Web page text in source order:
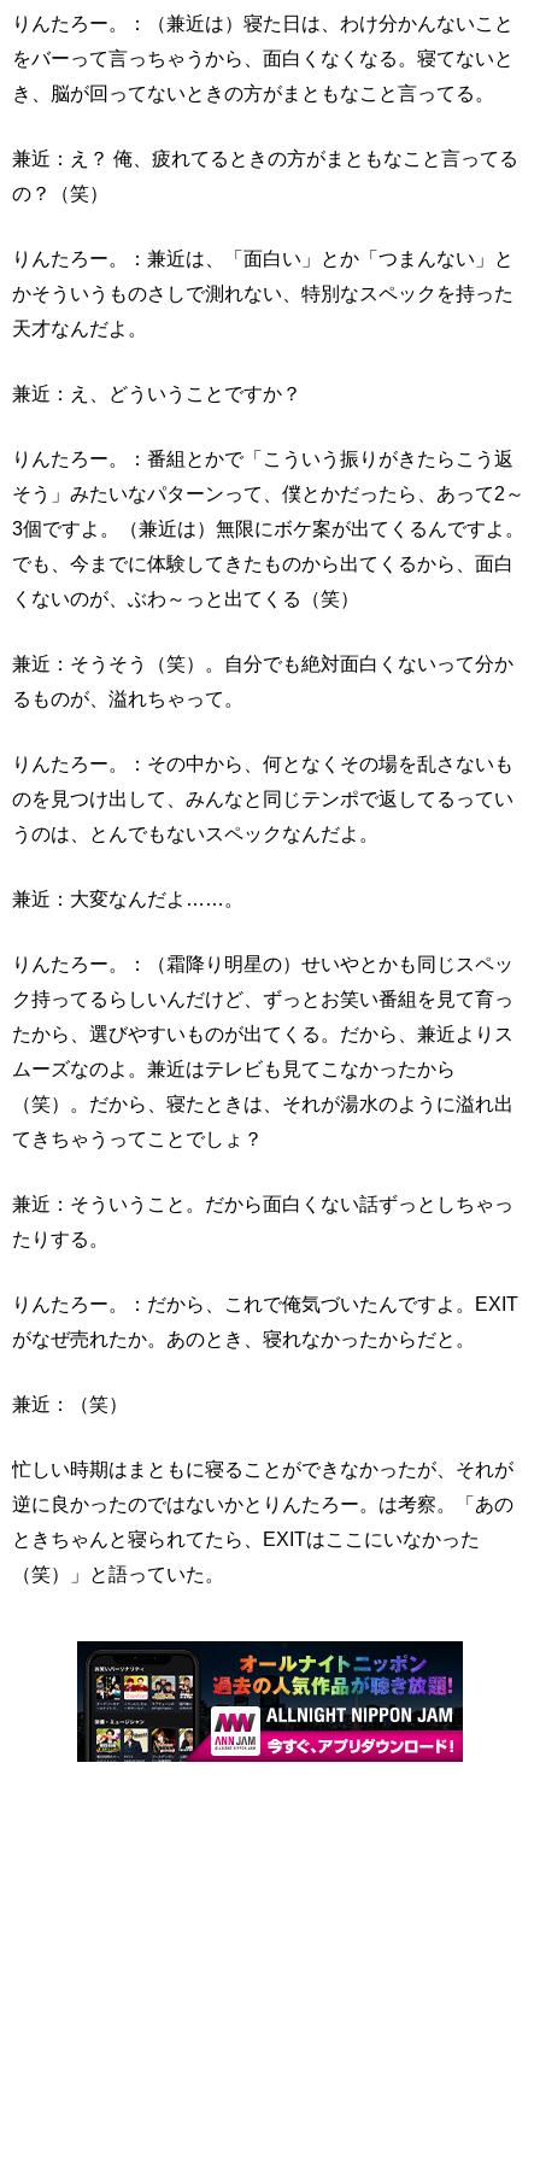
りんたろー。：（兼近は）寝た日は、わけ分かんないこと
をバーって言っちゃうから、面白くなくなる。寝てないと
き、脳が回ってないときの方がまともなこと言ってる。
兼近：え？ 俺、疲れてるときの方がまともなこと言ってる
の？（笑）
りんたろー。：兼近は、「面白い」とか「つまんない」と
かそういうものさしで測れない、特別なスペックを持った
天才なんだよ。
兼近：え、どういうことですか？
りんたろー。：番組とかで「こういう振りがきたらこう返
そう」みたいなパターンって、僕とかだったら、あって2～
3個ですよ。（兼近は）無限にボケ案が出てくるんですよ。
でも、今までに体験してきたものから出てくるから、面白
くないのが、ぶわ～っと出てくる（笑）
兼近：そうそう（笑）。自分でも絶対面白くないって分か
るものが、溢れちゃって。
りんたろー。：その中から、何となくその場を乱さないも
のを見つけ出して、みんなと同じテンポで返してるってい
うのは、とんでもないスペックなんだよ。
兼近：大変なんだよ……。
りんたろー。：（霜降り明星の）せいやとかも同じスペッ
ク持ってるらしいんだけど、ずっとお笑い番組を見て育っ
たから、選びやすいものが出てくる。だから、兼近よりス
ムーズなのよ。兼近はテレビも見てこなかったから
（笑）。だから、寝たときは、それが湯水のように溢れ出
てきちゃうってことでしょ？
兼近：そういうこと。だから面白くない話ずっとしちゃっ
たりする。
りんたろー。：だから、これで俺気づいたんですよ。EXIT
がなぜ売れたか。あのとき、寝れなかったからだと。
兼近：（笑）
忙しい時期はまともに寝ることができなかったが、それが
逆に良かったのではないかとりんたろー。は考察。「あの
ときちゃんと寝られてたら、EXITはここにいなかった
（笑）」と語っていた。